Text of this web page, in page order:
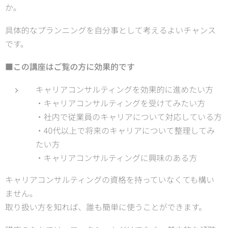
か。
具体的なプランニングを自分事として考えるよいチャンス
です。
■この講座はご覧の方に効果的です
キャリアコンサルティングを効果的に進めたい方
・キャリアコンサルティングを受けてみたい方
・社内で従業員のキャリアについて対応している方
・40代以上で将来のキャリアについて整理してみ
たい方
・キャリアコンサルティングに興味のある方
キャリアコンサルティングの資格を持っていなくても構い
ません。
取り扱い方を知れば、誰も簡単に使うことができます。